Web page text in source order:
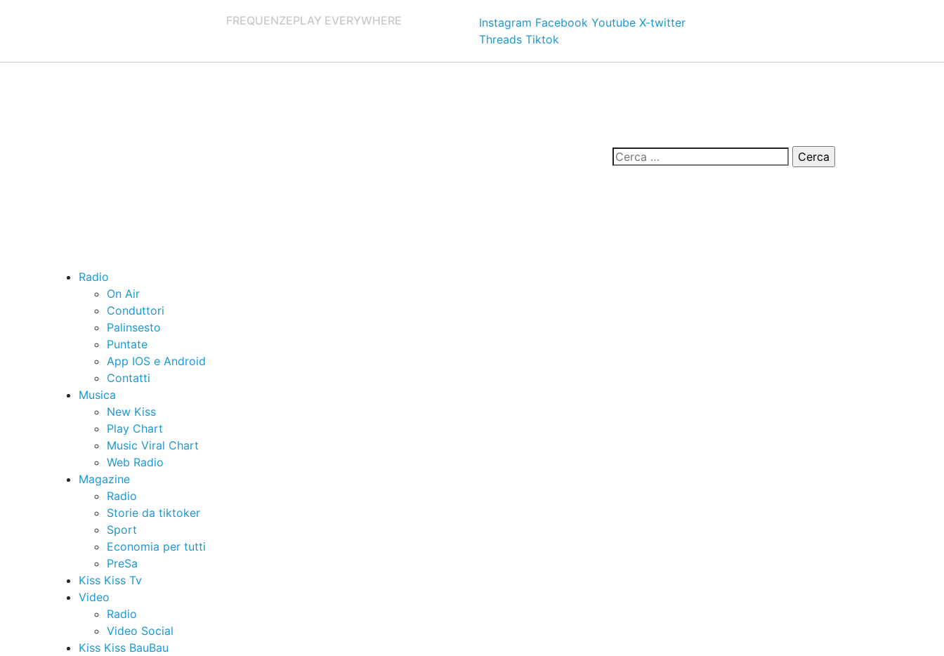
FREQUENZEPLAY EVERYWHERE Instagram Facebook Youtube X-twitter
Threads Tiktok
Radio
On Air
Conduttori
Palinsesto
Puntate
App IOS e Android
Contatti
Musica
New Kiss
Play Chart
Music Viral Chart
Web Radio
Magazine
Radio
Storie da tiktoker
Sport
Economia per tutti
PreSa
Kiss Kiss Tv
Video
Radio
Video Social
Kiss Kiss BauBau